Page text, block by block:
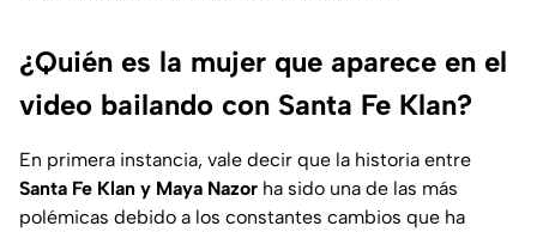
¿Quién es la mujer que aparece en el
video bailando con Santa Fe Klan?
En primera instancia, vale decir que la historia entre
Santa Fe Klan y Maya Nazor ha sido una de las más
polémicas debido a los constantes cambios que ha